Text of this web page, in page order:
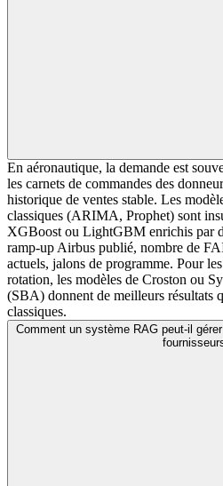
En aéronautique, la demande est
les carnets de commandes des
historique de ventes stable. Les
classiques (ARIMA, Prophet) sont
XGBoost ou LightGBM enrichis par
ramp-up Airbus publié, nombre de
actuels, jalons de programme. Pour
rotation, les modèles de Croston ou
(SBA) donnent de meilleurs résultats
classiques.
Comment un système RAG peut-il